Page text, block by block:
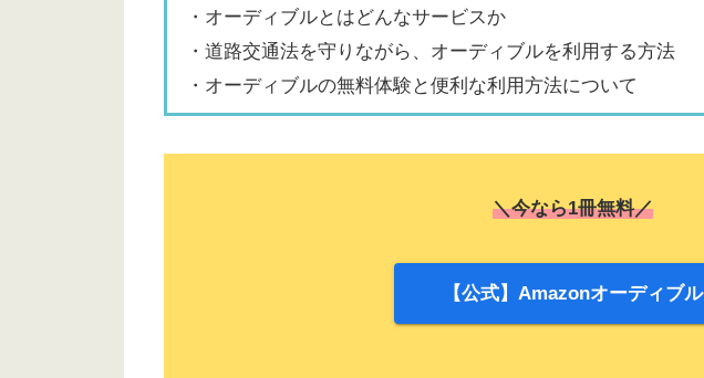
・オーディブルとはどんなサービスか
・道路交通法を守りながら、オーディブルを利用する方法
・オーディブルの無料体験と便利な利用方法について
＼今なら1冊無料／
【公式】Amazonオーディブル